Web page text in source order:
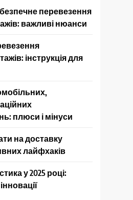
перевезення
важливі нюанси
інструкція для
плюси і мінуси
на доставку
лайфхаків
у 2025 році: